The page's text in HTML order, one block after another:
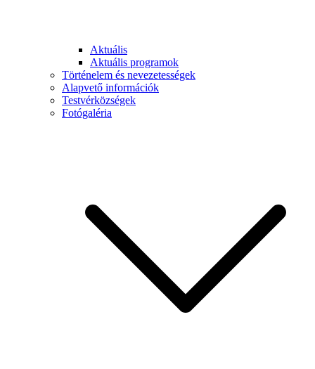
Aktuális
Aktuális programok
Történelem és nevezetességek
Alapvető információk
Testvérközségek
Fotógaléria